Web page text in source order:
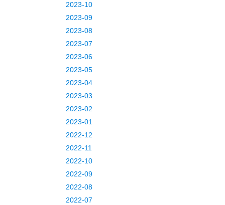
2023-10
2023-09
2023-08
2023-07
2023-06
2023-05
2023-04
2023-03
2023-02
2023-01
2022-12
2022-11
2022-10
2022-09
2022-08
2022-07